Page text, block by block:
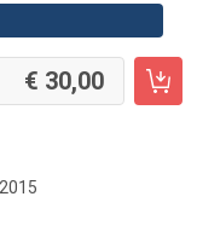
30,00